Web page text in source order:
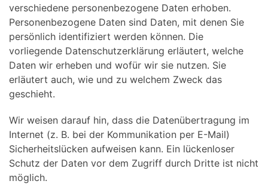
verschiedene personenbezogene Daten erhoben.
Personenbezogene Daten sind Daten, mit denen Sie
persönlich identifiziert werden können. Die
vorliegende Datenschutzerklärung erläutert, welche
Daten wir erheben und wofür wir sie nutzen. Sie
erläutert auch, wie und zu welchem Zweck das
geschieht.
Wir weisen darauf hin, dass die Datenübertragung im
Internet (z. B. bei der Kommunikation per E-Mail)
Sicherheitslücken aufweisen kann. Ein lückenloser
Schutz der Daten vor dem Zugriff durch Dritte ist nicht
möglich.